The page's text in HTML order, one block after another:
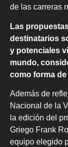
de las carreras
Las
destinatarios
y potenciales
mundo,
como forma
Además de
Nacional de la
la edición del
Griego Frank
equipo elegido